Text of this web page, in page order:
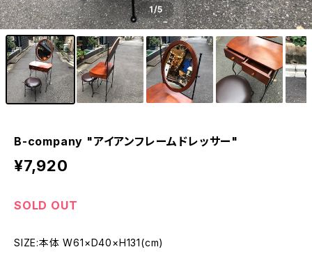
1/5
B-company "アイアンフレームドレッサー"
¥7,920
SOLD OUT
SIZE:本体 W61×D40×H131(cm)